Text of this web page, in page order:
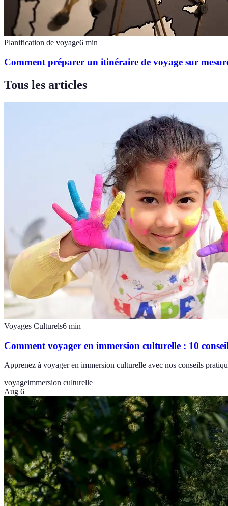
Planification de voyage6 min
Comment préparer un itinéraire de voyage sur
Tous les articles
Voyages Culturels6 min
Comment voyager en immersion culturelle : 10
Apprenez à voyager en immersion culturelle avec nos conseils
voyageimmersion culturelle
Aug 6